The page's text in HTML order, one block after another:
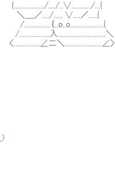
..∨.........../...{
..... ∨....／.....{
＼
＼.....................∠〉